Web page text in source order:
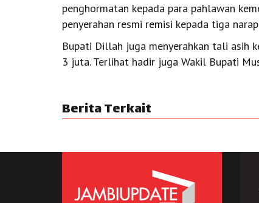
penghormatan kepada para pahlawan
penyerahan resmi remisi kepada tiga
Bupati Dillah juga menyerahkan tali asih
3 juta. Terlihat hadir juga Wakil Bupati
Berita Terkait